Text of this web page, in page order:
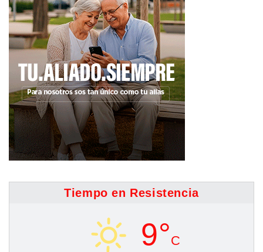
Tiempo en Resistencia
9°C